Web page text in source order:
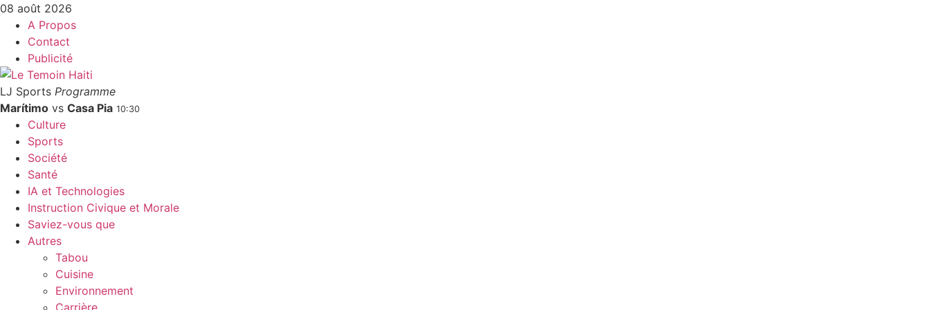
08 août 2026
A Propos
Contact
Publicité
LJ Sports Programme
Marítimo vs Casa Pia 10:30
Culture
Sports
Société
Santé
IA et Technologies
Instruction Civique et Morale
Saviez-vous que
Autres
Tabou
Cuisine
Environnement
Carrière